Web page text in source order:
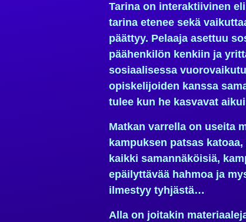
Tarina on interaktiivinen
tarina etenee sekä
päättyy. Pelaaja asettuu
päähenkilön kenkiin ja
sosiaalisessa
opiskelijoiden kanssa
tulee kun he kasvavat
Matkan varrella on useita
kampuksen patsas
kaikki samannäköisiä,
epäilyttävää hahmoa ja
ilmestyy tyhjästä…
Alla on joitakin